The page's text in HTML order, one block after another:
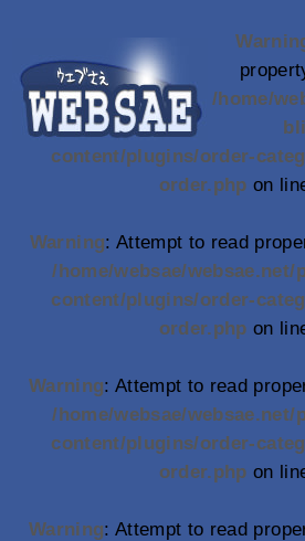
/home/
content/plugins/order-
order.php on
Warning: Attempt to read
/home/websae/
content/plugins/order-
order.php on
Warning: Attempt to read
/home/websae/
content/plugins/order-
order.php on
Warning: Attempt to read